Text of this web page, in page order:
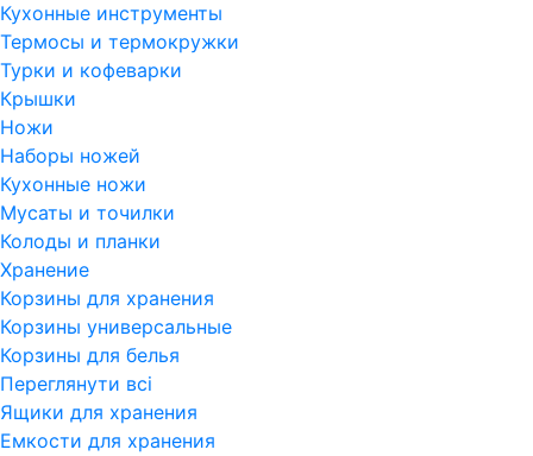
Кухонные инструменты
Термосы и термокружки
Турки и кофеварки
Крышки
Ножи
Наборы ножей
Кухонные ножи
Мусаты и точилки
Колоды и планки
Хранение
Корзины для хранения
Корзины универсальные
Корзины для белья
Переглянути всi
Ящики для хранения
Емкости для хранения